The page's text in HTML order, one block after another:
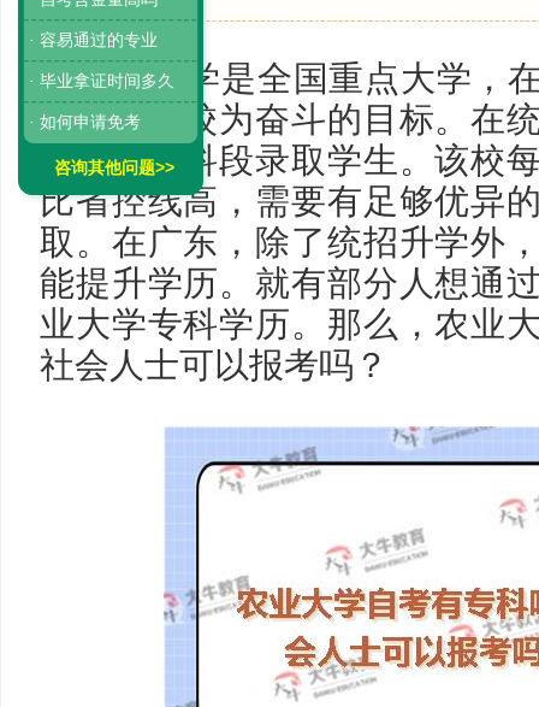
农业大学是全国重点大学，
生都视该校为奋斗的目标。在
学仅在本科段录取学生。该校
比省控线高，需要有足够优异
取。在广东，除了统招升学外
能提升学历。就有部分人想通
业大学专科学历。那么，农业
社会人士可以报考吗？
· 容易通过的专业
· 毕业拿证时间多久
· 如何申请免考
咨询其他问题>>